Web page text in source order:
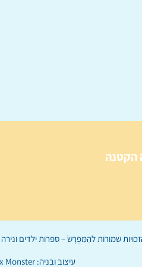
הקטנה
הַמִּפְרָשׂ – ספרות ילדים ונירה
עיצוב ובניה: Monster